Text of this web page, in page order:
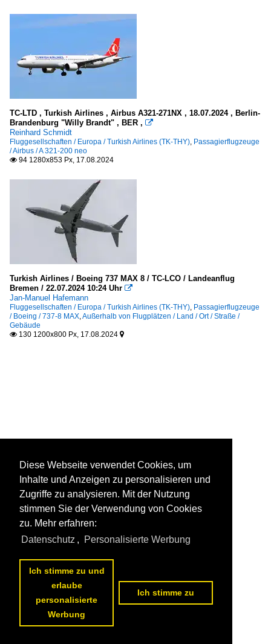
TC-LTD , Turkish Airlines , Airbus A321-271NX , 18.07.2024 , Berlin-
Brandenburg "Willy Brandt" , BER , 
Reinhard Schmidt
Fluggesellschaften / Europa / Turkish Airlines (TK-THY), Passagierflugzeuge
/ Airbus / A 321-200 neo
 94 1280x853 Px, 17.08.2024
Turkish Airlines / Boeing 737 MAX 8 / TC-LCO / Landeanflug
Bremen / 22.07.2024 10:24 Uhr 
Jan-Manuel Hafemann
Fluggesellschaften / Europa / Turkish Airlines (TK-THY), Passagierflugzeuge
/ Boeing / 737-8 MAX,Außerhalb von Flugplätzen / Land / Ort / Straße /
Gebäude
 130 1200x800 Px, 17.08.2024 
Diese Webseite verwendet Cookies, um
Inhalte und Anzeigen zu personalisieren und
Zugriffe zu analysieren. Mit der Nutzung
stimmen Sie der Verwendung von Cookies
zu. Mehr erfahren:
Datenschutz , Personalisierte Werbung
Ich stimme zu und
erlaube
personalisierte
Werbung
Ich stimme zu